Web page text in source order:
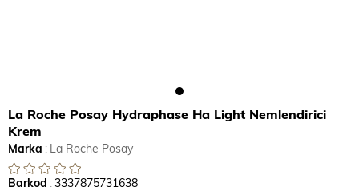
La Roche Posay Hydraphase Ha Light Nemlendirici
Krem
Marka : La Roche Posay
Barkod :3337875731638